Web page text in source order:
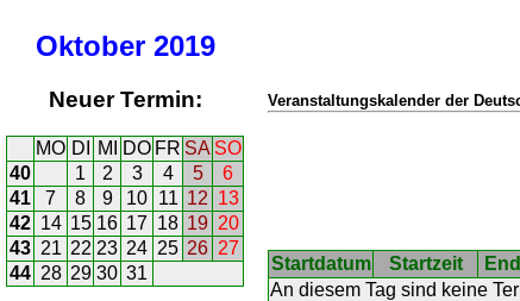
Oktober 2019
Neuer Termin:
MO DI MI DO FR SA SO
40
1 2 3 4 5
6
41
7 8 9 10 11 12 13
42 14 15 16 17 18 19 20
43 21 22 23 24 25 26 27
44 28 29 30 31
Veranstaltungskalender der
Startdatum Startzeit
An diesem Tag sind keine